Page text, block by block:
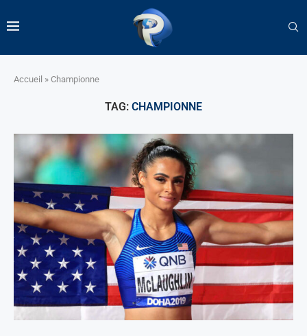
Accueil » Championne
TAG: CHAMPIONNE